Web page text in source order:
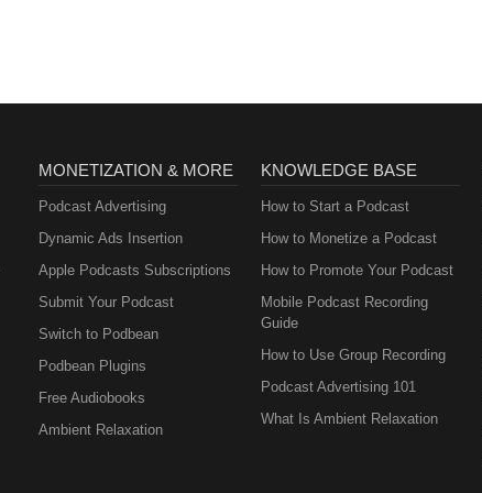
MONETIZATION & MORE
Podcast Advertising
Dynamic Ads Insertion
Apple Podcasts Subscriptions
Submit Your Podcast
Switch to Podbean
Podbean Plugins
Free Audiobooks
Ambient Relaxation
KNOWLEDGE BASE
How to Start a Podcast
How to Monetize a Podcast
How to Promote Your Podcast
Mobile Podcast Recording
Guide
How to Use Group Recording
Podcast Advertising 101
What Is Ambient Relaxation